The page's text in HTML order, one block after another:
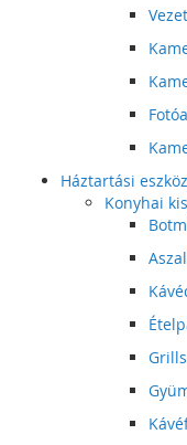
Háztartási eszköz
Konyhai